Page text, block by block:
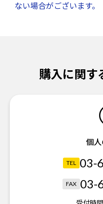
ない場合がございます。
購入に関す
個
TEL 03-
FAX 03-